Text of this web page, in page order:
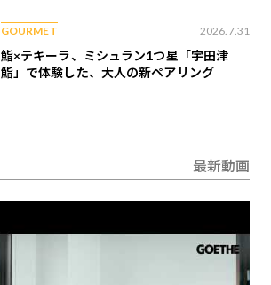
GOURMET 2026.7.31
鮨×テキーラ、ミシュラン1つ星「宇田津
鮨」で体験した、大人の新ペアリング
最新動画